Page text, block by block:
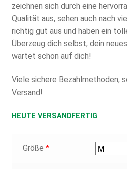
zeichnen sich durch eine
Qualität aus, sehen auch nach
richtig gut aus und haben ein
Überzeug dich selbst, dein
wartet schon auf dich!
Viele sichere Bezahlmethoden,
Versand!
HEUTE VERSANDFERTIG
Größe *